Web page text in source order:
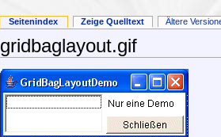
gridbaglayout.gif
Seitenindex Zeige Quelltext Ältere